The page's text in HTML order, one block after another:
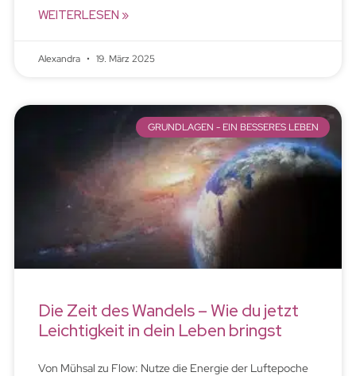
WEITERLESEN »
Alexandra 19. März 2025
GRUNDLAGEN - EIN BESSERES LEBEN
Die Zeit des Wandels – Wie du jetzt
Leichtigkeit in dein Leben bringst
Von Mühsal zu Flow: Nutze die Energie der Luftepoche